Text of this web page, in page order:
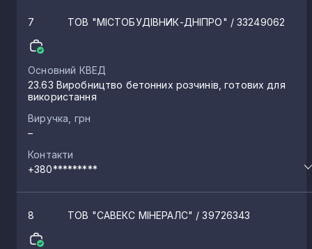
7 ТОВ "МІСТОБУДІВНИК-ДНІПРО" / 33249062
Основний КВЕД
23.63 Виробництво бетонних розчинів, готових для
використання
Виручка, грн
–
Контакти
+380*********
8 ТОВ "САВЕКС МІНЕРАЛС" / 39726343